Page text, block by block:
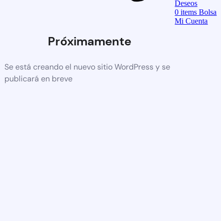
Próximamente
Se está creando el nuevo sitio WordPress y se
publicará en breve
Deseos
0items Bolsa
Mi Cuenta